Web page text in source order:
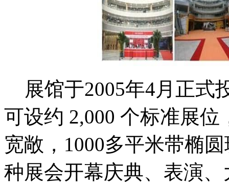
展馆于2005年4月正式
可设约 2,000 个标准展
宽敞，1000多平米带椭
种展会开幕庆典、表演